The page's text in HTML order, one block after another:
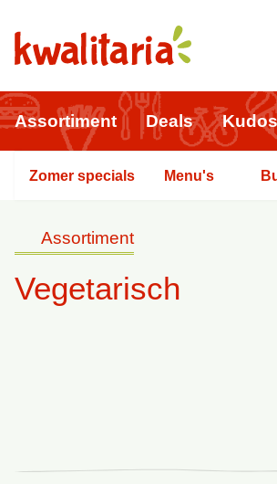
Assortiment Deals
Zomer specials Menu's
Assortiment
Vegetarisch